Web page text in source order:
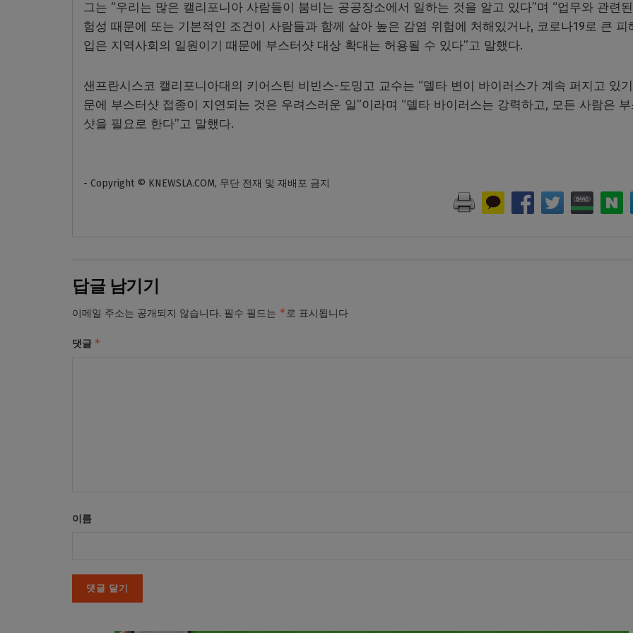
그는 “우리는 많은 캘리포니아 사람들이 붐비는 공공장소에서 일하는 것을 알고 있다”며 “업무와 관련
험성 때문에 또는 기본적인 조건이 사람들과 함께 살아 높은 감염 위험에 처해있거나, 코로나19로 큰 피
입은 지역사회의 일원이기 때문에 부스터샷 대상 확대는 허용될 수 있다”고 말했다.
샌프란시스코 캘리포니아대의 키어스틴 비빈스-도밍고 교수는 “델타 변이 바이러스가 계속 퍼지고 있
문에 부스터샷 접종이 지연되는 것은 우려스러운 일”이라며 “델타 바이러스는 강력하고, 모든 사람은 부
샷을 필요로 한다”고 말했다.
- Copyright © KNEWSLA.COM, 무단 전재 및 재배포 금지
답글 남기기
이메일 주소는 공개되지 않습니다. 필수 필드는 *로 표시됩니다
댓글 *
이름